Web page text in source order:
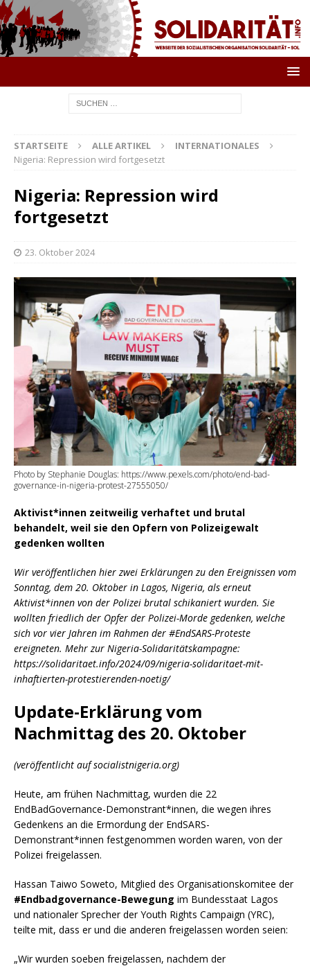
STARTSEITE ALLE ARTIKEL
INTERNATIONALES
Nigeria: Repression wird fortgesetzt
Nigeria: Repression wird
fortgesetzt
23. Oktober 2024
Photo by Stephanie Douglas: https://www.pexels.com/photo/end-bad-
governance-in-nigeria-protest-27555050/
Aktivist*innen zeitweilig verhaftet und brutal
behandelt, weil sie den Opfern von Polizeigewalt
gedenken wollten
Wir veröffentlichen hier zwei Erklärungen zu den Ereignissen vom
Sonntag, dem 20. Oktober in Lagos, Nigeria, als erneut
Aktivist*innen von der Polizei brutal schikaniert wurden. Sie
wollten friedlich der Opfer der Polizei-Morde gedenken, welche
sich vor vier Jahren im Rahmen der #EndSARS-Proteste
ereigneten. Mehr zur Nigeria-Solidaritätskampagne:
https://solidaritaet.info/2024/09/nigeria-solidaritaet-mit-
inhaftierten-protestierenden-noetig/
Update-Erklärung vom
Nachmittag des 20. Oktober
(veröffentlicht auf socialistnigeria.org)
Heute, am frühen Nachmittag, wurden die 22
EndBadGovernance-Demonstrant*innen, die wegen ihres
Gedenkens an die Ermordung der EndSARS-
Demonstrant*innen festgenommen worden waren, von der
Polizei freigelassen.
Hassan Taiwo Soweto, Mitglied des Organisationskomitee der
#Endbadgovernance-Bewegung im Bundesstaat Lagos
und nationaler Sprecher der Youth Rights Campaign (YRC),
teilte mit, dass er und die anderen freigelassen worden seien:
„Wir wurden soeben freigelassen, nachdem der